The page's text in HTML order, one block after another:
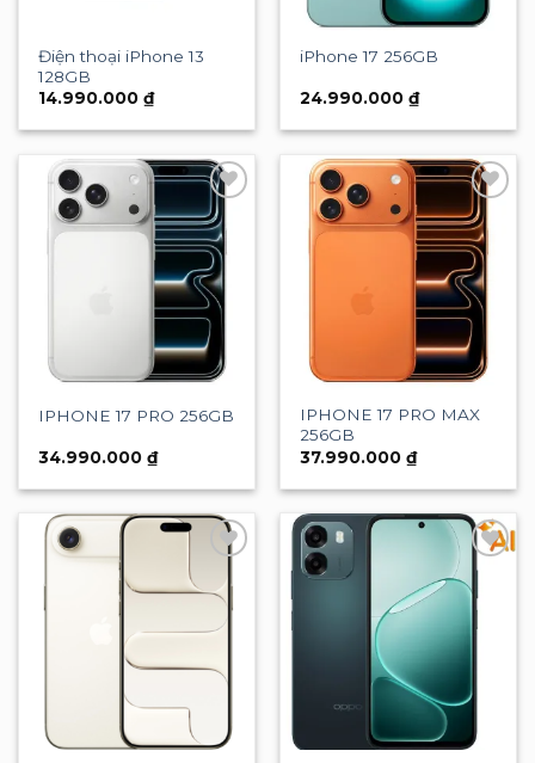
Điện thoại iPhone 13
128GB
14.990.000₫
iPhone 17 256GB
24.990.000₫
Add to
wishlist
IPHONE 17 PRO 256GB
34.990.000₫
Add to
wishlist
IPHONE 17 PRO MAX
256GB
37.990.000₫
Add to
wishlist
Add to
wishlist